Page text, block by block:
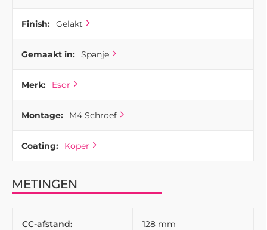
Finish: Gelakt
Gemaakt in: Spanje
Merk: Esor
Montage: M4 Schroef
Coating: Koper
METINGEN
CC-afstand: 128 mm